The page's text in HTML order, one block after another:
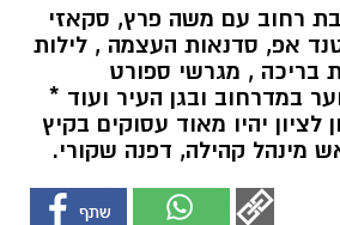
רחוב עם משה פרץ, סקאזי
אפ, סדנאות העצמה , לילות
בריכה , מגרשי ספורט
במדרחוב ובגן העיר ועוד *
לציון יהיו מאוד עסוקים בקיץ
מינהל קהילה, דפנה שקורי.